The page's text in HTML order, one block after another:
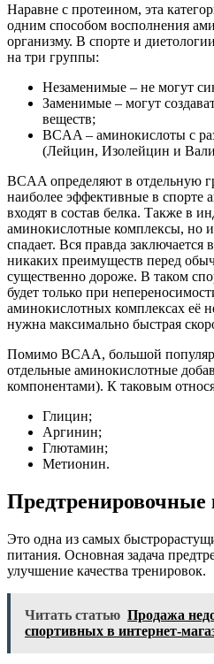
Наравне с протеином, эта
одним способом восполнения
организму. В спорте и
на три группы:
Незаменимые – не могут
Заменимые – могут
веществ;
BCAA – аминокислоты с
(Лейцин, Изолейцин и
BCAA определяют в отдельную
наиболее эффективные в спорте
входят в состав белка. Также в
аминокислотные комплексы, но
спадает. Вся правда
никаких преимуществ перед
существенно дороже. В таком
будет только при
аминокислотных комплексах её
нужна максимально быстрая
Помимо BCAA, большой
отдельные аминокислотные
компонентами). К таковым
Глицин;
Аргинин;
Глютамин;
Метионин.
Предтренировочные
Это одна из самых
питания. Основная задача
улучшение качества тренировок.
Читать статью Продажа
спортивных в интернет-